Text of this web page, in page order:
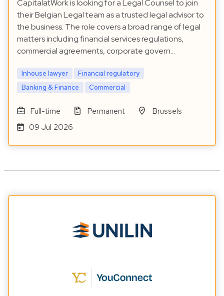
CapitalatWork is looking for a Legal Counsel to join
their Belgian Legal team as a trusted legal advisor to
the business. The role covers a broad range of legal
matters including financial services regulations,
commercial agreements, corporate govern…
Inhouse lawyer
Financial regulatory
Banking & Finance
Commercial
Full-time Permanent
Brussels
09 Jul 2026